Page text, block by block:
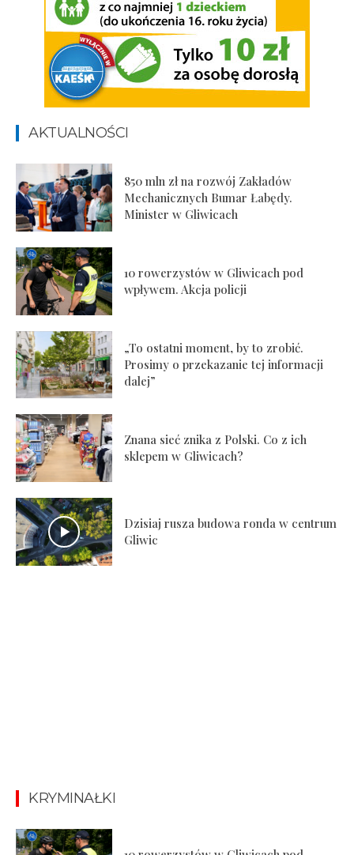
AKTUALNOŚCI
850 mln zł na rozwój Zakładów
Mechanicznych Bumar Łabędy.
Minister w Gliwicach
10 rowerzystów w Gliwicach pod
wpływem. Akcja policji
„To ostatni moment, by to zrobić.
Prosimy o przekazanie tej informacji
dalej”
Znana sieć znika z Polski. Co z ich
sklepem w Gliwicach?
Dzisiaj rusza budowa ronda w centrum
Gliwic
KRYMINAŁKI